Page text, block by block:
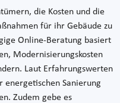
die Kosten und die
für ihr Gebäude zu
Online-Beratung basiert
Modernisierungskosten
Laut Erfahrungswerten
Sanierung
Zudem gebe es